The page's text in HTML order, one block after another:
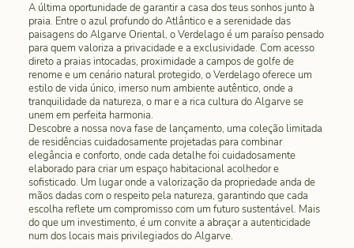
A última oportunidade de garantir a casa dos teus sonhos junto à
praia. Entre o azul profundo do Atlântico e a serenidade das
paisagens do Algarve Oriental, o Verdelago é um paraíso pensado
para quem valoriza a privacidade e a exclusividade. Com acesso
direto a praias intocadas, proximidade a campos de golfe de
renome e um cenário natural protegido, o Verdelago oferece um
estilo de vida único, imerso num ambiente autêntico, onde a
tranquilidade da natureza, o mar e a rica cultura do Algarve se
unem em perfeita harmonia.
Descobre a nossa nova fase de lançamento, uma coleção limitada
de residências cuidadosamente projetadas para combinar
elegância e conforto, onde cada detalhe foi cuidadosamente
elaborado para criar um espaço habitacional acolhedor e
sofisticado. Um lugar onde a valorização da propriedade anda de
mãos dadas com o respeito pela natureza, garantindo que cada
escolha reflete um compromisso com um futuro sustentável. Mais
do que um investimento, é um convite a abraçar a autenticidade
num dos locais mais privilegiados do Algarve.